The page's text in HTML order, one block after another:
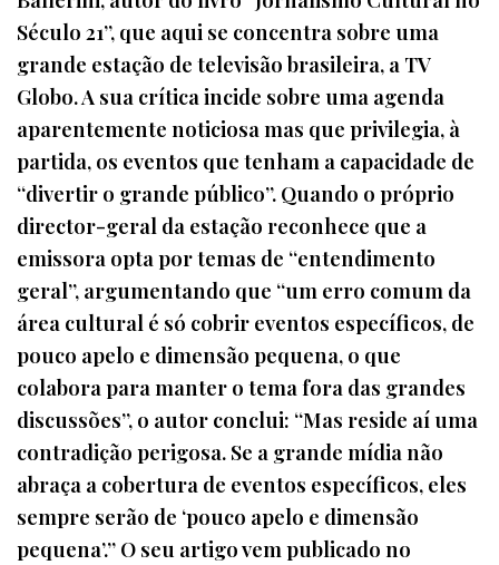
Século 21”, que aqui se concentra sobre uma
grande estação de televisão brasileira, a TV
Globo. A sua crítica incide sobre uma agenda
aparentemente noticiosa mas que privilegia, à
partida, os eventos que tenham a capacidade de
“divertir o grande público”. Quando o próprio
director-geral da estação reconhece que a
emissora opta por temas de “entendimento
geral”, argumentando que “um erro comum da
área cultural é só cobrir eventos específicos, de
pouco apelo e dimensão pequena, o que
colabora para manter o tema fora das grandes
discussões”, o autor conclui: “Mas reside aí uma
contradição perigosa. Se a grande mídia não
abraça a cobertura de eventos específicos, eles
sempre serão de ‘pouco apelo e dimensão
pequena’.” O seu artigo vem publicado no